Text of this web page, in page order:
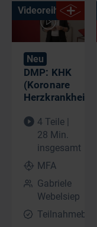
Neu
DMP: KHK
(Koronare
Herzkrankheit)
4 Teile |
28 Min.
insgesamt
MFA
Gabriele
Webelsiep
Videoreihe